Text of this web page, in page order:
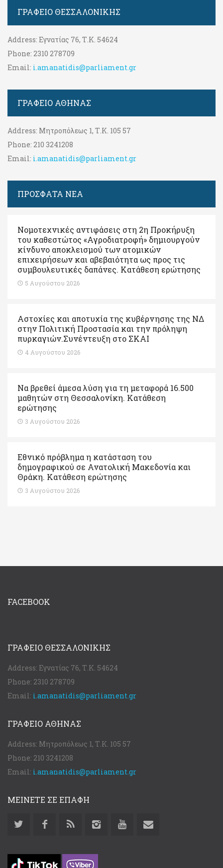
ΓΡΑΦΕΊΟ ΘΕΣΣΑΛΟΝΊΚΗΣ
Address: Εγνατίας 76, Τ.Κ. 54624
Phone: 2310 278709
Email: i.amanatidis@parliament.gr
ΓΡΑΦΕΊΟ ΑΘΉΝΑΣ
Address: Μητροπόλεως 1, Τ.Κ. 105 57
Phone: 210 3241208
Email: i.amanatidis@parliament.gr
ΠΡΟΣΦΑΤΑ ΝΕΑ
Νομοτεχνικές αντιφάσεις στη 2η Προκήρυξη
του καθεστώτος «Αγροδιατροφή» δημιουργούν
κίνδυνο αποκλεισμού των ατομικών
επιχειρήσεων και αβεβαιότητα ως προς τις
συμβουλευτικές δαπάνες. Κατάθεση ερώτησης
5 Αυγούστου 2026
Αστοχίες και αποτυχία της κυβέρνησης της ΝΔ
στην Πολιτική Προστασία και την πρόληψη
πυρκαγιών.Συνέντευξη στο ΣΚΑΙ
4 Αυγούστου 2026
Να βρεθεί άμεσα λύση για τη μεταφορά 16.500
μαθητών στη Θεσσαλονίκη. Κατάθεση
ερώτησης
3 Αυγούστου 2026
Εθνικό πρόβλημα η κατάσταση του
δημογραφικού σε Ανατολική Μακεδονία και
Θράκη. Κατάθεση ερώτησης
3 Αυγούστου 2026
FACEBOOK
ΓΡΑΦΕΊΟ ΘΕΣΣΑΛΟΝΊΚΗΣ
Address: Εγνατίας 76, Τ.Κ. 54624
Phone: 2310 278709
Email: i.amanatidis@parliament.gr
ΓΡΑΦΕΊΟ ΑΘΉΝΑΣ
Address: Μητροπόλεως 1, Τ.Κ. 105 57
Phone: 210 3241208
Email: i.amanatidis@parliament.gr
ΜΕΙΝΕΤΕ ΣΕ ΕΠΑΦΗ